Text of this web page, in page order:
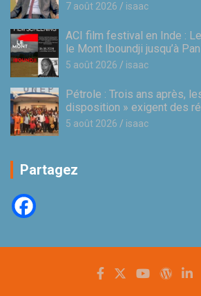
7 août 2026 isaac
ACI film festival en Inde :
le Mont Iboundji jusqu’à
5 août 2026 isaac
Pétrole : Trois ans après,
disposition » exigent des
5 août 2026 isaac
Partagez